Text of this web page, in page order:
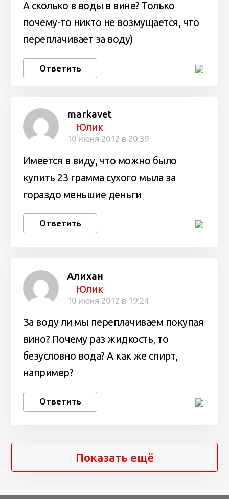
А сколько в воды в вине? Только
почему-то никто не возмущается, что
переплачивает за воду)
Ответить
markavet
Юлик
10 июня 2012 в 20:39
Имеется в виду, что можно было
купить 23 грамма сухого мыла за
гораздо меньшие деньги
Ответить
Алихан
Юлик
10 июня 2012 в 19:24
За воду ли мы переплачиваем покупая
вино? Почему раз жидкость, то
безусловно вода? А как же спирт,
например?
Ответить
Показать ещё